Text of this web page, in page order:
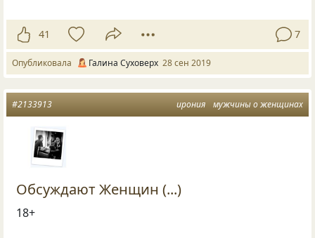
41 7
Опубликовала Галина Суховерх 28 сен 2019
ирония мужчины о женщинах
#2133913
Обсуждают Женщин (...)
18+